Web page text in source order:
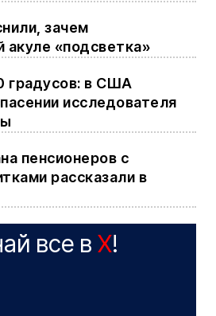
зачем
акуле «подсветка»
градусов: в США
исследователя
пенсионеров с
рассказали в
все в X!